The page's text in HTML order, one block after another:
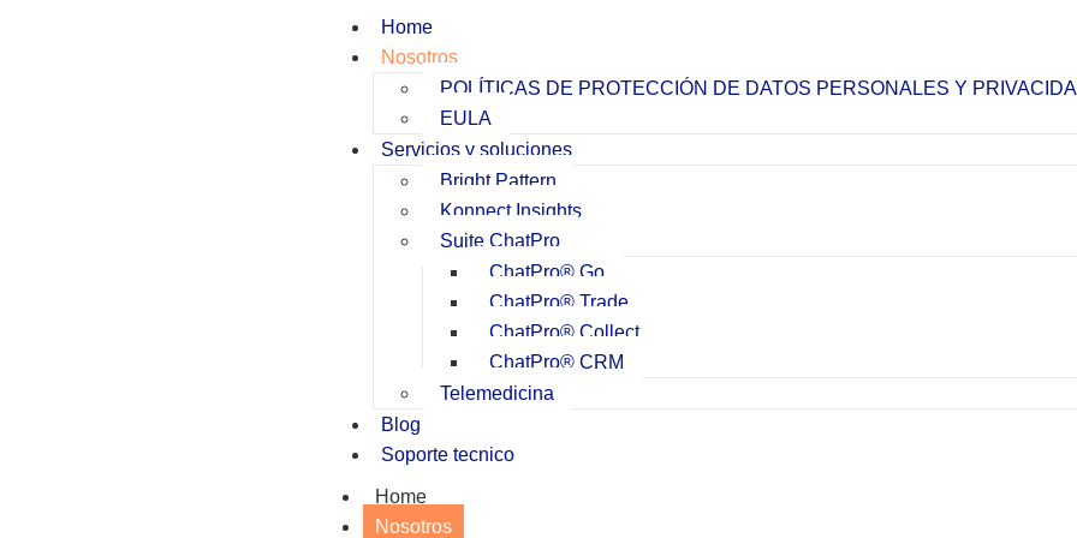
Home
Nosotros
POLÍTICAS DE PROTECCIÓN DE DATOS PERSONALES Y
EULA
Servicios y soluciones
Bright Pattern
Konnect Insights
Suite ChatPro
ChatPro® Go
ChatPro® Trade
ChatPro® Collect
ChatPro® CRM
Telemedicina
Blog
Soporte tecnico
Home
Nosotros